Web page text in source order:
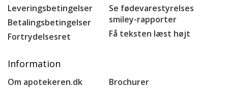
Leveringsbetingelser
Betalingsbetingelser
Fortrydelsesret
Se fødevarestyrelses
smiley-rapporter
Få teksten læst højt
Information
Om apotekeren.dk
Brochurer